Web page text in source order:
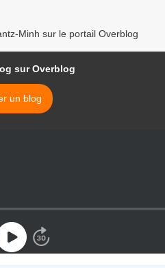
Minh sur le portail Overblog
sur Overblog
un blog